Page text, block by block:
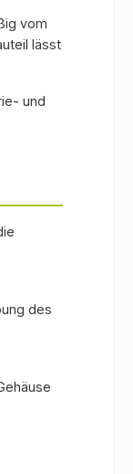
→
vom
lässt
und
des